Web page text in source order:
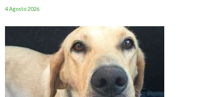
4 Agosto 2026